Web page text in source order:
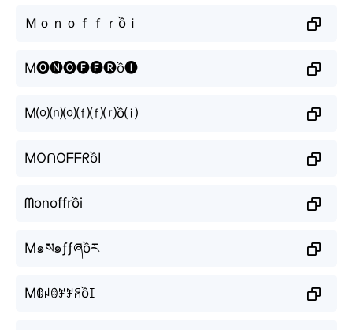
Ｍｏｎｏｆｆｒồｉ
M🅞🅝🅞🅕🅕🅡ồ🅘
M⒪⒩⒪⒡⒡⒭ồ⒤
MOᑎOᖴᖴᖇồI
ᗰonoffrồi
M๑ས๑ƒƒཞồར
Mꂦꈤꂦꎇꎇꋪồꀤ